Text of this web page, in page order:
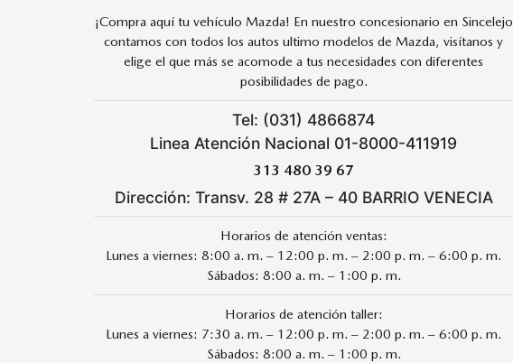
¡Compra aquí tu vehículo Mazda! En nuestro concesionario en Sincelejo
contamos con todos los autos ultimo modelos de Mazda, visítanos y
elige el que más se acomode a tus necesidades con diferentes
posibilidades de pago.
Tel: (031) 4866874
Linea Atención Nacional 01-8000-411919
313 480 39 67
Dirección: Transv. 28 # 27A – 40 BARRIO VENECIA
Horarios de atención ventas:
Lunes a viernes: 8:00 a. m. – 12:00 p. m. – 2:00 p. m. – 6:00 p. m.
Sábados: 8:00 a. m. – 1:00 p. m.
Horarios de atención taller:
Lunes a viernes: 7:30 a. m. – 12:00 p. m. – 2:00 p. m. – 6:00 p. m.
Sábados: 8:00 a. m. – 1:00 p. m.